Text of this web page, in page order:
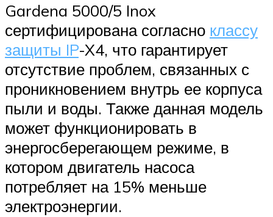
Gardena 5000/5 Inox
сертифицирована согласно классу
защиты IP-X4, что гарантирует
отсутствие проблем, связанных с
проникновением внутрь ее корпуса
пыли и воды. Также данная модель
может функционировать в
энергосберегающем режиме, в
котором двигатель насоса
потребляет на 15% меньше
электроэнергии.